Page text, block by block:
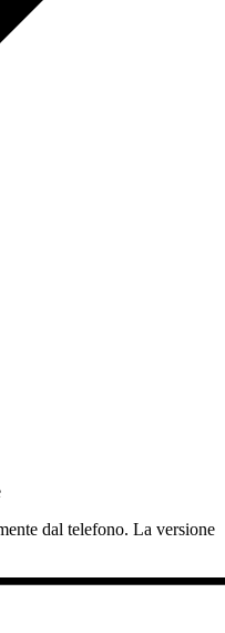
dal telefono. La versione